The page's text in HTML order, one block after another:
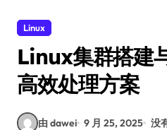
Linux
Linux集群搭建
高效处理方案
由 dawei 9 月 25, 2025 没